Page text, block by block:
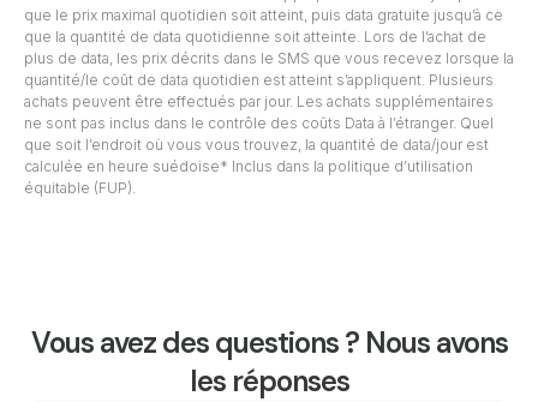
que le prix maximal quotidien soit atteint, puis data gratuite jusqu’à ce
que la quantité de data quotidienne soit atteinte. Lors de l’achat de
plus de data, les prix décrits dans le SMS que vous recevez lorsque la
quantité/le coût de data quotidien est atteint s’appliquent. Plusieurs
achats peuvent être effectués par jour. Les achats supplémentaires
ne sont pas inclus dans le contrôle des coûts Data à l’étranger. Quel
que soit l’endroit où vous vous trouvez, la quantité de data/jour est
calculée en heure suédoise* Inclus dans la politique d’utilisation
équitable (FUP).
Vous avez des questions ? Nous avons
les réponses